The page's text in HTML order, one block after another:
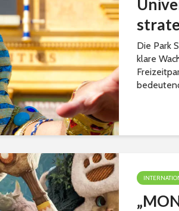
Die Park
klare